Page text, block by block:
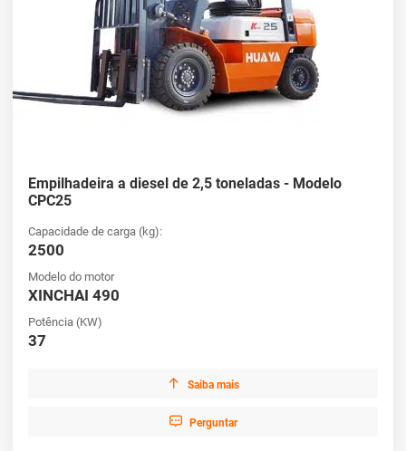
Empilhadeira a diesel de 2,5 toneladas - Modelo
CPC25
Capacidade de carga (kg):
2500
Modelo do motor
XINCHAI 490
Potência (KW)
37
 Saiba mais
 Perguntar